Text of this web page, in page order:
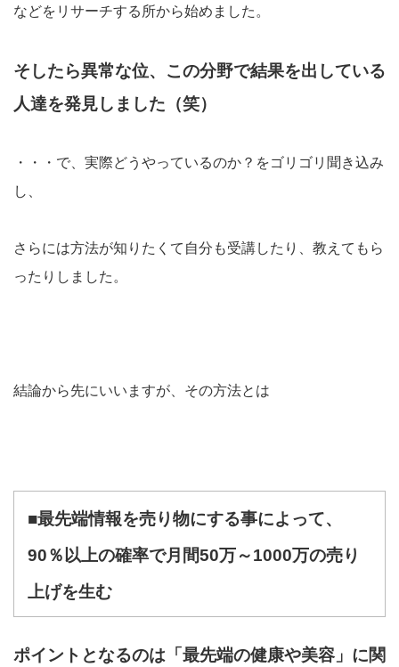
などをリサーチする所から始めました。
そしたら異常な位、この分野で結果を出している
人達を発見しました（笑）
・・・で、実際どうやっているのか？をゴリゴリ聞き込み
し、
さらには方法が知りたくて自分も受講したり、教えてもら
ったりしました。
結論から先にいいますが、その方法とは
■最先端情報を売り物にする事によって、
90％以上の確率で月間50万～1000万の売り
上げを生む
ポイントとなるのは「最先端の健康や美容」に関